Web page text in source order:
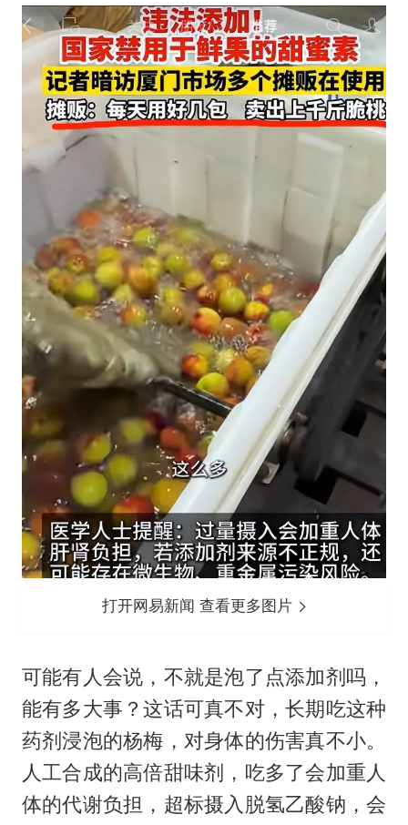
打开网易新闻 查看更多图片
可能有人会说，不就是泡了点添加剂吗，
能有多大事？这话可真不对，长期吃这种
药剂浸泡的杨梅，对身体的伤害真不小。
人工合成的高倍甜味剂，吃多了会加重人
体的代谢负担，超标摄入脱氢乙酸钠，会